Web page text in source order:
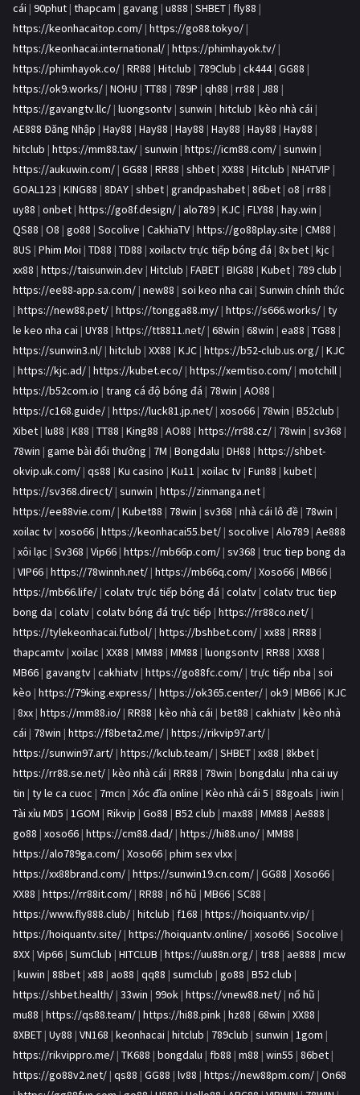
cái | 90phut | thapcam | gavang | u888 | SHBET | fly88 |
https://keonhacaitop.com/ | https://go88.tokyo/ |
https://keonhacai.international/ | https://phimhayok.tv/ |
https://phimhayok.co/ | RR88 | Hitclub | 789Club | ck444| GG88 |
https://ok9.works/ | NOHU | TT88 | 789P | qh88 | rr88 | J88 |
https://gavangtv.llc/ | luongsontv | sunwin | hitclub | kèo nhà cái |
AE888 Đăng Nhập | Hay88 | Hay88 | Hay88 | Hay88 | Hay88 | Hay88 |
hitclub | https://mm88.tax/ | sunwin | https://icm88.com/ | sunwin |
https://aukuwin.com/ | GG88 | RR88 | shbet | XX88 | Hitclub | NHATVIP |
GOAL123 | KING88 | 8DAY | shbet | grandpashabet | 86bet | o8 | rr88 |
uy88 | onbet | https://go8f.design/ | alo789 | KJC | FLY88 | hay.win |
QS88 | O8 | go88 | Socolive | CakhiaTV | https://go88play.site | CM88 |
8US | Phim Moi | TD88 | TD88 | xoilactv trực tiếp bóng đá | 8x bet | kjc |
xx88 | https://taisunwin.dev | Hitclub | FABET | BIG88 | Kubet | 789 club |
https://ee88-app.sa.com/ | new88 | soi keo nha cai | Sunwin chính thức
| https://new88.pet/ | https://tongga88.my/ | https://s666.works/ | ty
le keo nha cai | UY88 | https://tt8811.net/ | 68win | 68win | ea88 | TG88 |
https://sunwin3.nl/ | hitclub | XX88 | KJC | https://b52-club.us.org/ | KJC
| https://kjc.ad/ | https://kubet.eco/ | https://xemtiso.com/ | motchill |
https://b52com.io | trang cá độ bóng đá | 78win | AO88 |
https://c168.guide/ | https://luck81.jp.net/ | xoso66 | 78win | B52club |
Xibet | lu88 | K88 | TT88 | King88 | AO88 | https://rr88.cz/ | 78win | sv368 |
78win | game bài đổi thưởng | 7M | Bongdalu | DH88 | https://shbet-
okvip.uk.com/ | qs88 | Ku casino | Ku11 | xoilac tv | Fun88 | kubet |
https://sv368.direct/ | sunwin | https://zinmanga.net |
https://ee88vie.com/ | Kubet88 | 78win | sv368 | nhà cái lô đề | 78win |
xoilac tv | xoso66 | https://keonhacai55.bet/ | socolive | Alo789 | Ae888
| xôi lạc | Sv368 | Vip66 | https://mb66p.com/ | sv368 | truc tiep bong da
| VIP66 | https://78winnh.net/ | https://mb66q.com/ | Xoso66 | MB66 |
https://mb66.life/ | colatv trực tiếp bóng đá | colatv | colatv truc tiep
bong da | colatv | colatv bóng đá trực tiếp | https://rr88co.net/ |
https://tylekeonhacai.futbol/ | https://bshbet.com/ | xx88 | RR88 |
thapcamtv | xoilac | XX88 | MM88 | MM88 | luongsontv | RR88 | XX88 |
MB66 | gavangtv | cakhiatv | https://go88fc.com/ | trực tiếp nba | soi
kèo | https://79king.express/ | https://ok365.center/ | ok9 | MB66 | KJC
| 8xx | https://mm88.io/ | RR88 | kèo nhà cái | bet88 | cakhiatv | kèo nhà
cái | 78win | https://f8beta2.me/ | https://rikvip97.art/ |
https://sunwin97.art/ | https://kclub.team/ | SHBET | xx88 | 8kbet |
https://rr88.se.net/ | kèo nhà cái | RR88 | 78win | bongdalu | nha cai uy
tin | ty le ca cuoc | 7mcn | Xóc đĩa online | Kèo nhà cái 5 | 88goals | iwin |
Tài xỉu MD5 | 1GOM | Rikvip | Go88 | B52 club | max88 | MM88 | Ae888 |
go88 | xoso66 | https://cm88.dad/ | https://hi88.uno/ | MM88 |
https://alo789ga.com/ | Xoso66 | phim sex vlxx |
https://xx88brand.com/ | https://sunwin19.cn.com/ | GG88 | Xoso66 |
XX88 | https://rr88it.com/ | RR88 | nổ hũ | MB66 | SC88 |
https://www.fly888.club/ | hitclub | f168 | https://hoiquantv.vip/ |
https://hoiquantv.site/ | https://hoiquantv.online/ | xoso66 | Socolive |
8XX | Vip66 | SumClub | HITCLUB | https://uu88n.org/ | tr88 | ae888 | mcw
| kuwin | 88bet | x88 | ao88 | qq88 | sumclub | go88 | B52 club |
https://shbet.health/ | 33win | 99ok | https://vnew88.net/ | nổ hũ |
mu88 | https://qs88.team/ | https://hi88.pink | hz88 | 68win | XX88 |
8XBET | Uy88 | VN168 | keonhacai | hitclub | 789club | sunwin | 1gom |
https://rikvippro.me/ | TK688 | bongdalu | fb88 | m88 | win55 | 86bet |
https://go88v2.net/ | qs88 | GG88 | lv88 | https://new88pm.com/ | On68